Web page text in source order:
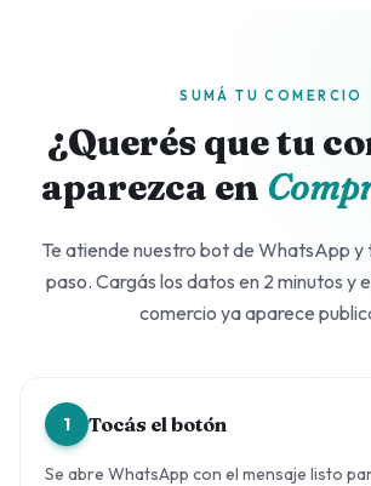
SUMÁ TU COMERCIO
¿Querés que tu
aparezca en
Te atiende nuestro bot de WhatsApp y
paso. Cargás los datos en 2 minutos y
comercio ya aparece
1 Tocás el botón
Se abre WhatsApp con el mensaje listo